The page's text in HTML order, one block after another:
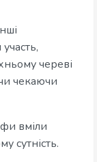
череві
чекаючи
вміли
сутність.